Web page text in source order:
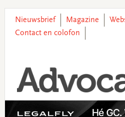
primary
main
primary
footer
Nieuwsbrief Magazine
Contact en colofon